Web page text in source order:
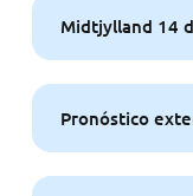
Midtjylland 14
Pronóstico